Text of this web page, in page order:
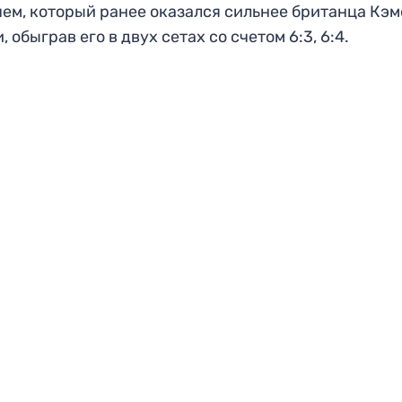
который ранее оказался сильнее британца
обыграв его в двух сетах со счетом 6:3, 6:4.